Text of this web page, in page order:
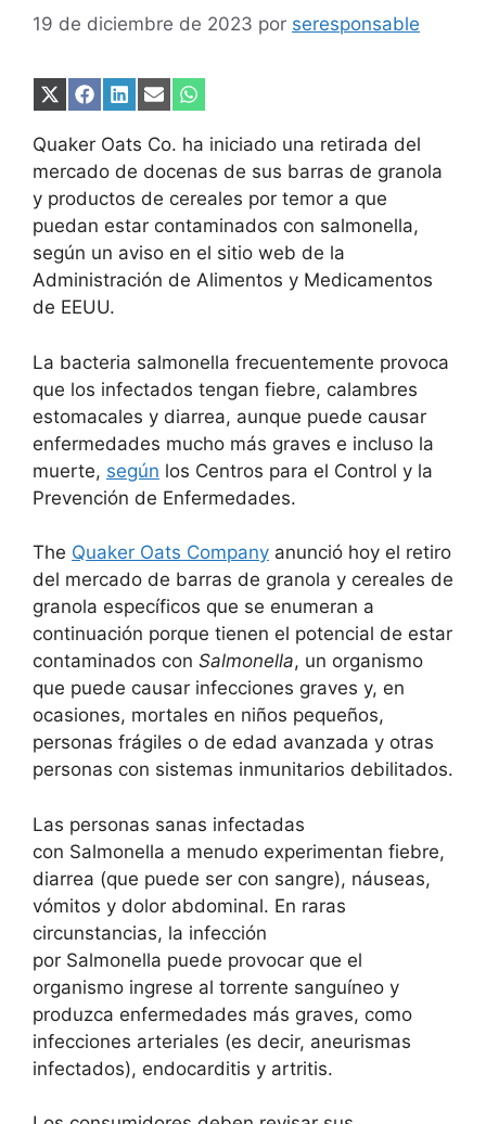
19 de diciembre de 2023 por seresponsable
Compartir
X
(Twitter)
Compartir
Facebook
Compartir
LinkedIn
Compartir
Email
Compartir
WhatsApp
Quaker Oats Co. ha iniciado una retirada del
mercado de docenas de sus barras de granola
y productos de cereales por temor a que
puedan estar contaminados con salmonella,
según un aviso en el sitio web de la
Administración de Alimentos y Medicamentos
de EEUU.
La bacteria salmonella frecuentemente provoca
que los infectados tengan fiebre, calambres
estomacales y diarrea, aunque puede causar
enfermedades mucho más graves e incluso la
muerte, según los Centros para el Control y la
Prevención de Enfermedades.
The Quaker Oats Company anunció hoy el retiro
del mercado de barras de granola y cereales de
granola específicos que se enumeran a
continuación porque tienen el potencial de estar
contaminados con Salmonella, un organismo
que puede causar infecciones graves y, en
ocasiones, mortales en niños pequeños,
personas frágiles o de edad avanzada y otras
personas con sistemas inmunitarios debilitados.
Las personas sanas infectadas
con Salmonella a menudo experimentan fiebre,
diarrea (que puede ser con sangre), náuseas,
vómitos y dolor abdominal. En raras
circunstancias, la infección
por Salmonella puede provocar que el
organismo ingrese al torrente sanguíneo y
produzca enfermedades más graves, como
infecciones arteriales (es decir, aneurismas
infectados), endocarditis y artritis.